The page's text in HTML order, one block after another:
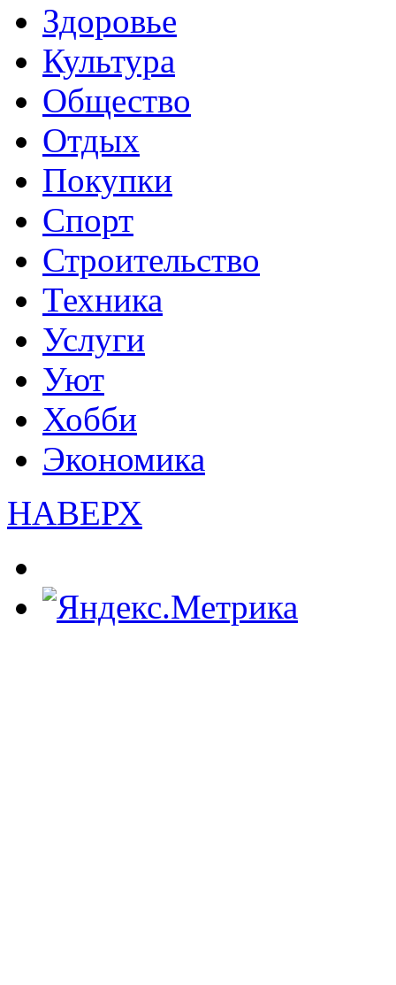
Здоровье
Культура
Общество
Отдых
Покупки
Спорт
Строительство
Техника
Услуги
Уют
Хобби
Экономика
НАВЕРХ